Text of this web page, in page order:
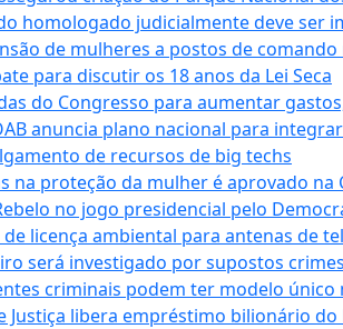
homologado judicialmente deve ser
de mulheres a postos de comando
para discutir os 18 anos da Lei Seca
do Congresso para aumentar
anuncia plano nacional para
de recursos de big techs
na proteção da mulher é aprovado na
no jogo presidencial pelo
licença ambiental para antenas de
será investigado por supostos
criminais podem ter modelo único
Justiça libera empréstimo bilionário do